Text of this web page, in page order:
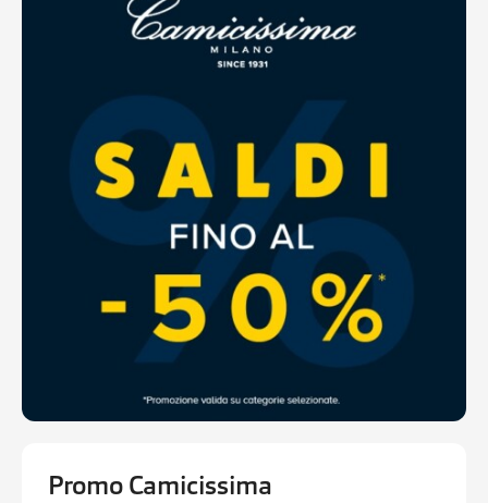
Ottieni indicazioni stradali
Promo Camicissima